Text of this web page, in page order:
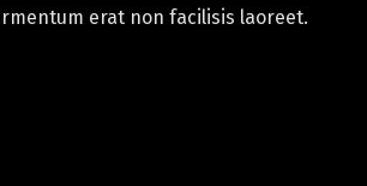
erat non facilisis laoreet.